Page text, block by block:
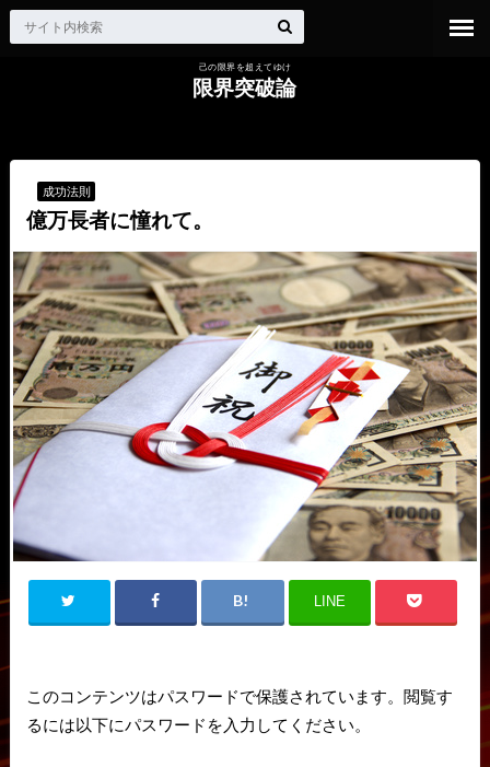
己の限界を超えてゆけ
限界突破論
成功法則
億万長者に憧れて。
LINE
このコンテンツはパスワードで保護されています。閲覧す
るには以下にパスワードを入力してください。